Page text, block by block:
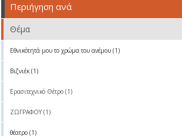
Περιήγηση ανά
Θέμα
Eθνικότητά μου το χρώμα του ανέμου (1)
Βιζνιέκ (1)
Ερασιτεχνικό Θέτρο (1)
ΖΩΓΡΑΦΟΥ (1)
θέατρο (1)